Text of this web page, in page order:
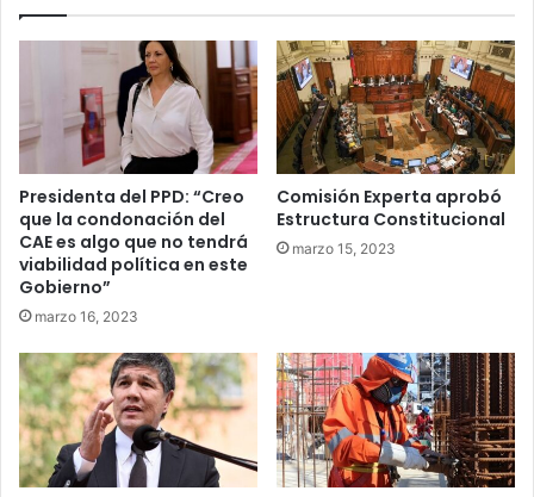
Presidenta del PPD: “Creo
que la condonación del
CAE es algo que no tendrá
viabilidad política en este
Gobierno”
marzo 16, 2023
Comisión Experta aprobó
Estructura Constitucional
marzo 15, 2023